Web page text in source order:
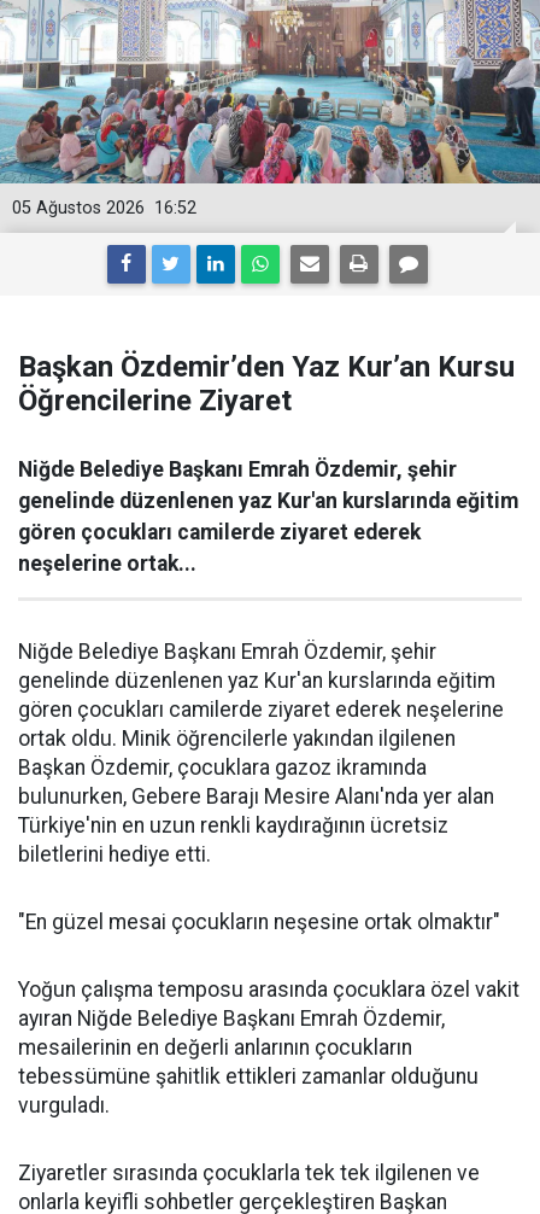
16:52
05 Ağustos 2026
Başkan Özdemir’den Yaz Kur’an Kursu
Öğrencilerine Ziyaret
Niğde Belediye Başkanı Emrah Özdemir, şehir
genelinde düzenlenen yaz Kur'an kurslarında eğitim
gören çocukları camilerde ziyaret ederek
neşelerine ortak...
Niğde Belediye Başkanı Emrah Özdemir, şehir
genelinde düzenlenen yaz Kur'an kurslarında eğitim
gören çocukları camilerde ziyaret ederek neşelerine
ortak oldu. Minik öğrencilerle yakından ilgilenen
Başkan Özdemir, çocuklara gazoz ikramında
bulunurken, Gebere Barajı Mesire Alanı'nda yer alan
Türkiye'nin en uzun renkli kaydırağının ücretsiz
biletlerini hediye etti.
"En güzel mesai çocukların neşesine ortak olmaktır"
Yoğun çalışma temposu arasında çocuklara özel vakit
ayıran Niğde Belediye Başkanı Emrah Özdemir,
mesailerinin en değerli anlarının çocukların
tebessümüne şahitlik ettikleri zamanlar olduğunu
vurguladı.
Ziyaretler sırasında çocuklarla tek tek ilgilenen ve
onlarla keyifli sohbetler gerçekleştiren Başkan